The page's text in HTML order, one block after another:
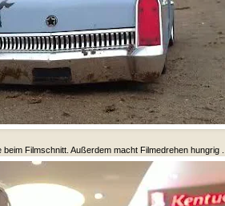
Filmschnitt. Außerdem macht Filmedrehen hungrig ...